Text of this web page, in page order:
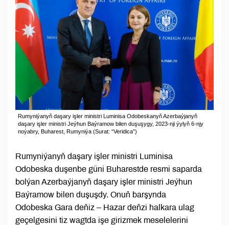
Rumyniýanyň daşary işler ministri Luminisa Odobeskanyň Azerbaýjanyň
daşary işler ministri Jeýhun Baýramow bilen duşuşygy, 2023-nji ýylyň 6-njy
noýabry, Buharest, Rumyniýa (Surat: “Veridica”)
Rumyniýanyň daşary işler ministri Luminisa
Odobeska duşenbe güni Buharestde resmi saparda
bolýan Azerbaýjanyň daşary işler ministri Jeýhun
Baýramow bilen duşuşdy. Onuň barşynda
Odobeska Gara deňiz – Hazar deňzi halkara ulag
geçelgesini tiz wagtda işe girizmek meselelerini